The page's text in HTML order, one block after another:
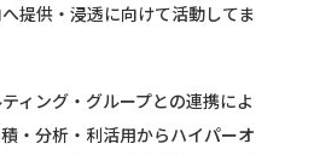
提供・浸透に向けて活動してま
ィング・グループとの連携によ
・分析・利活用からハイパーオ